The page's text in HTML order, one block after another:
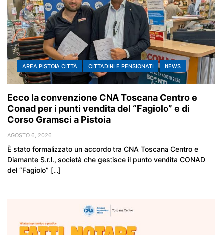
AREA PISTOIA CITTÀ CITTADINI E PENSIONATI NEWS
Ecco la convenzione CNA Toscana Centro e
Conad per i punti vendita del “Fagiolo” e di
Corso Gramsci a Pistoia
AGOSTO 6, 2026
È stato formalizzato un accordo tra CNA Toscana Centro e
Diamante S.r.l., società che gestisce il punto vendita CONAD
del “Fagiolo” […]